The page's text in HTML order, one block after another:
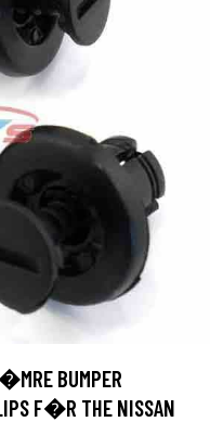
BUMPER
F�R THE NISSAN